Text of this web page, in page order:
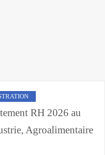
RH 2026 au
Agroalimentaire